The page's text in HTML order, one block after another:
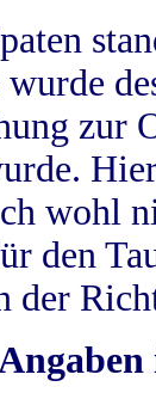
zur
wohl
den
der